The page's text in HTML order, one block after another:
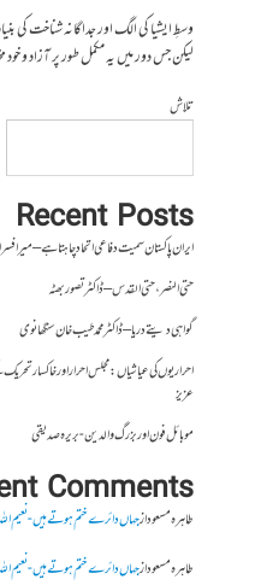
وسطِ ایشیا کی الگ اور جداگانہ شناخت کی
لیکن جس دور میں یہ مکمل طور پر آزاد و خود
تلاش
Recent Posts
ایران پاکستان سمیت دفاعی اتحاد چاہتا ہے – میر
حتی النصر ، حتی القدس – ڈاکٹر تصور بھٹہ
گواہی دیتے دریا – ڈاکٹر محمد طیب خان سنگھانوی
احراریوں کی عیاشیاں : مجلس احرار اور خاکسار
عزیز
موبائل فون اور بزرگ والدین- بریرہ صدیقی
Comments
طاہرہ مسعودازجہاں دائرے ختم ہوتے ہیں- نعیم
طاہرہ مسعودازجہاں دائرے ختم ہوتے ہیں- نعیم